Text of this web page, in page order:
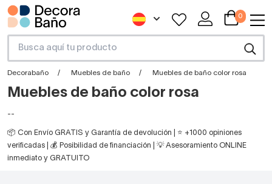
0
Decorabaño Muebles de baño Muebles de baño color rosa
Muebles de baño color rosa
--
📦 Con Envío GRATIS y Garantía de devolución | ⭐ +1000 opiniones
verificadas | 💰 Posibilidad de financiación | 💡 Asesoramiento ONLINE
inmediato y GRATUITO